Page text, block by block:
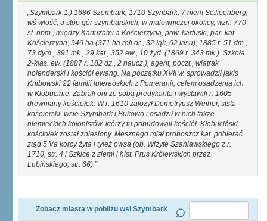
Szymbark 1.) 1686 Szembark, 1710 Szynbark, 7 niem ScJioenberg,
wś włość, u stóp gór szymbarskich, w malowniczej okolicy, wzn. 770
st. npm., między Kartuzami a Kościerzyną, pow. kartuski, par. kat.
Kościerzyna; 946 ha (371 ha roli or., 32 łąk, 62 lasu); 1885 r. 51 dm.,
73 dym., 391 mk., 29 kat., 352 ew., 10 żyd. (1869 r. 343 mk.). Szkoła
2-klas. ew. (1887 r. 182 dz., 2 naucz.), agent, poczt., wiatrak
holenderski i kościół ewang. Na początku XVII w. sprowadził jakiś
Knibowski 22 familii luteraóskich z Pomeranii, celem osadzenia ich
w Kłobucinie. Zabrali oni ze sobą predykanta i wystawili r. 1605
drewniany kościołek. W r. 1610 założył Demetryusz Weiher, ststa
kośoierski, wsie Szymbark i Bukowo i osadził w nich także
niemieckich kolonistów, którzy tu pobudowali kościół. Kłobucióski
kościołek został zniesiony. Mesznego miał proboszcz kat. pobierać
ztąd 5 Va korcy żyta i tyleż owsa (ob. Wizytę Szaniawskiego z r.
1710, str. 4 i Szkice z ziemi i hist. Prus Królewskich przez
Lubińskiego, str. 66).
Zobacz miasta w pobliżu wsi Szymbark